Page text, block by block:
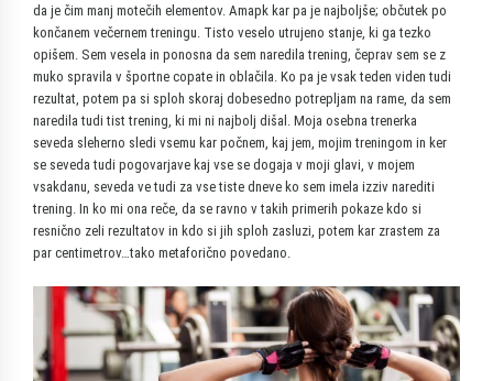
da je čim manj motečih elementov. Amapk kar pa je najboljše; občutek po
končanem večernem treningu. Tisto veselo utrujeno stanje, ki ga tezko
opišem. Sem vesela in ponosna da sem naredila trening, čeprav sem se z
muko spravila v športne copate in oblačila. Ko pa je vsak teden viden tudi
rezultat, potem pa si sploh skoraj dobesedno potrepljam na rame, da sem
naredila tudi tist trening, ki mi ni najbolj dišal. Moja osebna trenerka
seveda sleherno sledi vsemu kar počnem, kaj jem, mojim treningom in ker
se seveda tudi pogovarjave kaj vse se dogaja v moji glavi, v mojem
vsakdanu, seveda ve tudi za vse tiste dneve ko sem imela izziv narediti
trening. In ko mi ona reče, da se ravno v takih primerih pokaze kdo si
resnično zeli rezultatov in kdo si jih sploh zasluzi, potem kar zrastem za
par centimetrov…tako metaforično povedano.